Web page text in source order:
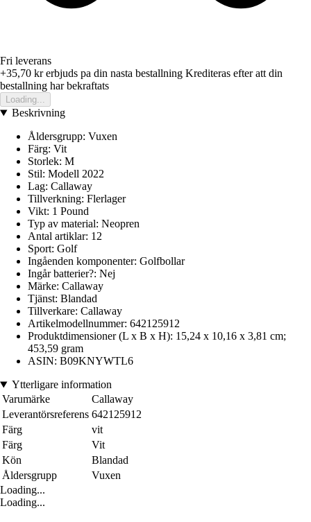
Fri leverans
+35,70 krerbjuds pa din nasta bestallning Krediteras efter att din
bestallning har bekraftats
Loading...
Beskrivning
Åldersgrupp: Vuxen
Färg: Vit
Storlek: M
Stil: Modell 2022
Lag: Callaway
Tillverkning: Flerlager
Vikt: 1 Pound
Typ av material: Neopren
Antal artiklar: 12
Sport: Golf
Ingåenden komponenter: Golfbollar
Ingår batterier?: Nej
Märke: Callaway
Tjänst: Blandad
Tillverkare: Callaway
Artikelmodellnummer: 642125912
Produktdimensioner (L x B x H): 15,24 x 10,16 x 3,81 cm;
453,59 gram
ASIN: B09KNYWTL6
Ytterligare information
Varumärke
Callaway
Leverantörsreferens 642125912
Färg
vit
Färg
Vit
Kön
Blandad
Åldersgrupp
Vuxen
Loading...
Loading...